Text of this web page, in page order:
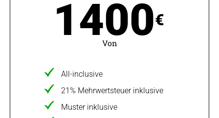
1400€
Von
All-inclusive
21% Mehrwertsteuer inklusive
Muster inklusive